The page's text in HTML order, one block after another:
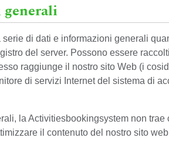
di dati e informazioni generali
del server. Possono essere
raggiunge il nostro sito Web (i
di servizi Internet del sistema di
la Activitiesbookingsystem non
il contenuto del nostro sito